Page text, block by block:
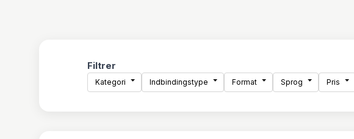
Filtrer
Kategori Indbindingstype Format Sprog Pris